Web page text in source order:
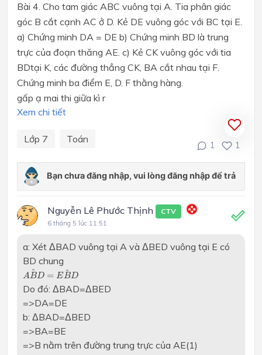
Bài 4. Cho tam giác ABC vuông tại A. Tia phân giác
góc B cắt cạnh AC ở D. Kẻ DE vuông góc với BC tại E.
a) Chứng minh DA = DE b) Chứng minh BD là trung
trực của đoạn thăng AE. c) Kẻ CK vuông góc với tia
BDtại K, các đường thẳng CK, BA cắt nhau tại F.
Chứng minh ba điểm E, D. F thằng hàng.
gấp ạ mai thi giữa kì r
Xem chi tiết
Lớp 7 Toán
1 1
Nguyễn Lê Phước Thịnh CTV
6 tháng 5 lúc 11:51
a: Xét ΔBAD vuông tại A và ΔBED vuông tại E có
BD chung
^
ABD = ^
EBD
B EBD
Do đó: ΔBAD=ΔBED
=>DA=DE
b: ΔBAD=ΔBED
=>BA=BE
=>B nằm trên đường trung trực của AE(1)